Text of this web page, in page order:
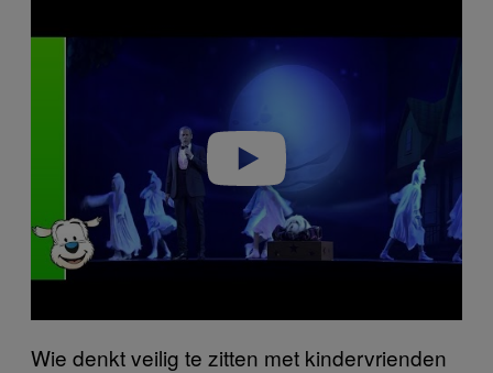
a
Wie denkt veilig te zitten met kindervrienden